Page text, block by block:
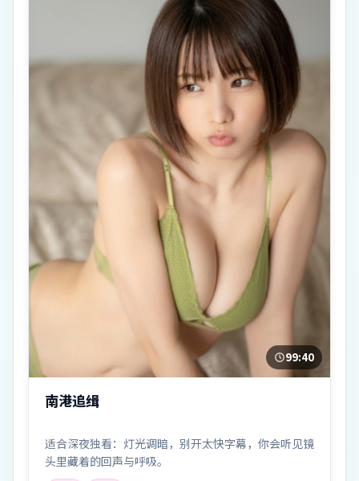
99:40
南港追缉
适合深夜独看：灯光调暗，别开太快字幕，你会听见镜
头里藏着的回声与呼吸。